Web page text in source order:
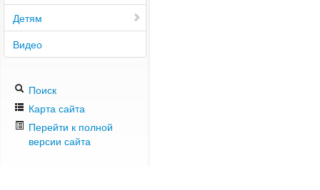
Детям
Видео
Поиск
Карта сайта
Перейти к полной
версии сайта